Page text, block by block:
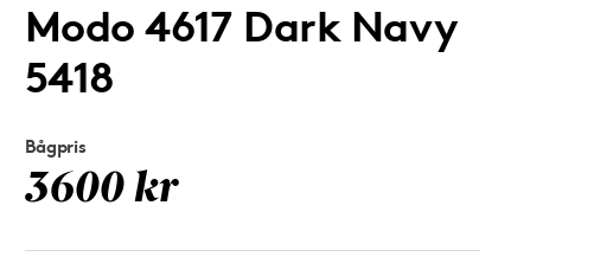
Modo 4617 Dark Navy
5418
Bågpris
3600 kr